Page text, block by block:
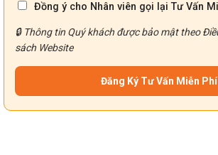
Đồng ý cho Nhân viên gọi lại Tư Vấn
🔒 Thông tin Quý khách được bảo mật theo
sách Website